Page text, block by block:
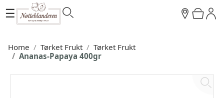
☰
Home Tørket Frukt
Tørket Frukt
Ananas-Papaya 400gr